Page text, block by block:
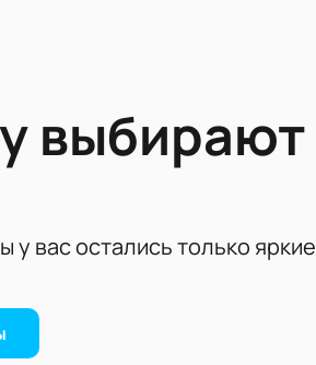
выбирают
у вас остались только яркие